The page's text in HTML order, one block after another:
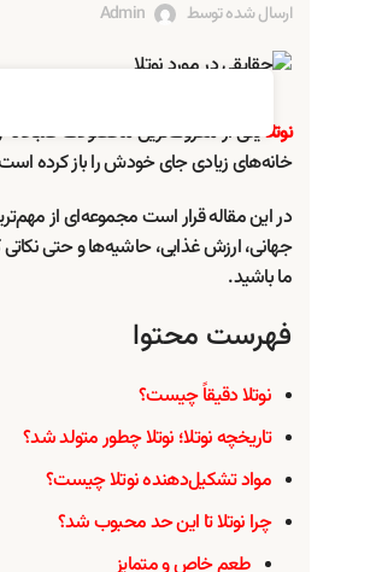
ارسال شده توسط Admin
نوتلایکی از معروف‌ترین محصولات
خانه‌های زیادی جای خودش را باز کرده
در این مقاله قرار است مجموعه‌ای از
جهانی، ارزش غذایی، حاشیه‌ها و حتی نکاتی
ما باشید.
فهرست محتوا
نوتلا دقیقاً چیست؟
تاریخچه نوتلا؛ نوتلا چطور متولد شد؟
مواد تشکیل‌دهنده نوتلا چیست؟
چرا نوتلا تا این حد محبوب شد؟
طعم خاص و متمایز